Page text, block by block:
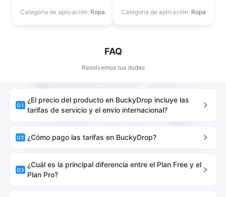
Categoría de aplicación: Ropa Categoría de aplicación: Ropa
FAQ
Resolvemos tus dudas
Q1
¿El precio del producto en BuckyDrop incluye las
tarifas de servicio y el envío internacional?
Q2 ¿Cómo pago las tarifas en BuckyDrop?
Q3
¿Cuál es la principal diferencia entre el Plan Free y el
Plan Pro?